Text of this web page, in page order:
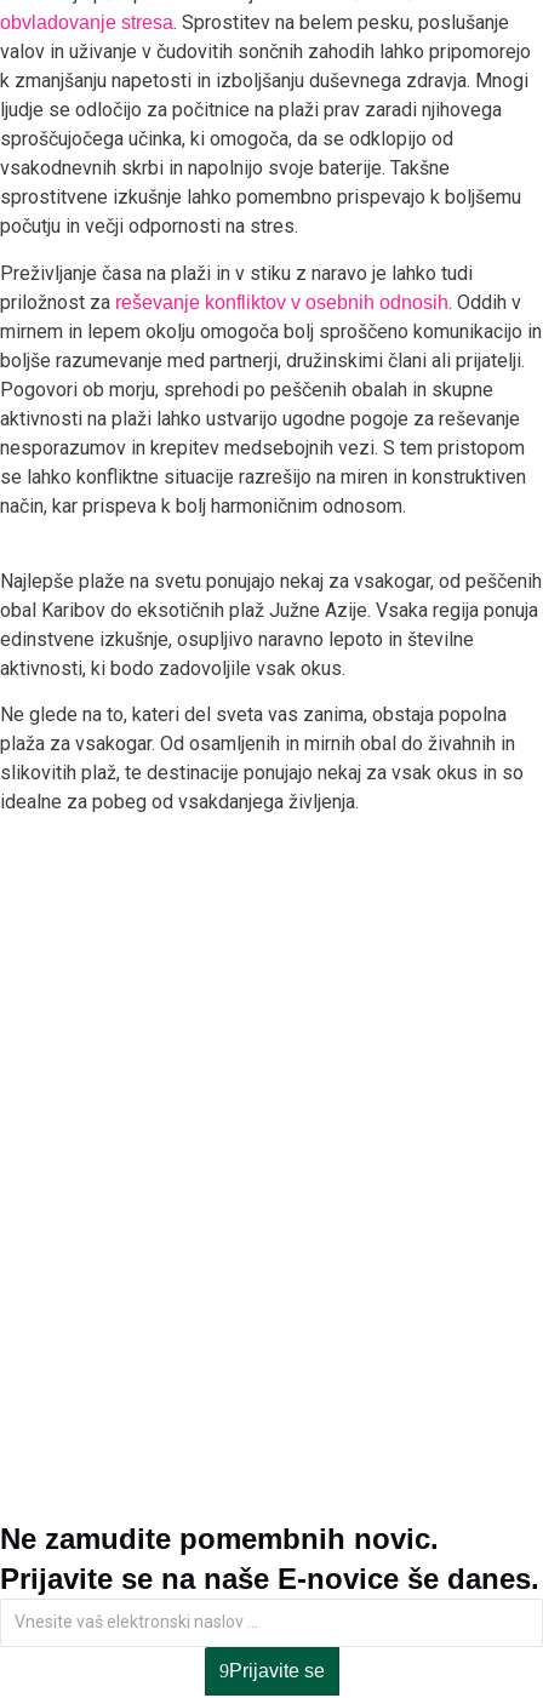
obvladovanje stresa. Sprostitev na belem pesku, poslušanje
valov in uživanje v čudovitih sončnih zahodih lahko pripomorejo
k zmanjšanju napetosti in izboljšanju duševnega zdravja. Mnogi
ljudje se odločijo za počitnice na plaži prav zaradi njihovega
sproščujočega učinka, ki omogoča, da se odklopijo od
vsakodnevnih skrbi in napolnijo svoje baterije. Takšne
sprostitvene izkušnje lahko pomembno prispevajo k boljšemu
počutju in večji odpornosti na stres.
Preživljanje časa na plaži in v stiku z naravo je lahko tudi
priložnost za reševanje konfliktov v osebnih odnosih. Oddih v
mirnem in lepem okolju omogoča bolj sproščeno komunikacijo in
boljše razumevanje med partnerji, družinskimi člani ali prijatelji.
Pogovori ob morju, sprehodi po peščenih obalah in skupne
aktivnosti na plaži lahko ustvarijo ugodne pogoje za reševanje
nesporazumov in krepitev medsebojnih vezi. S tem pristopom
se lahko konfliktne situacije razrešijo na miren in konstruktiven
način, kar prispeva k bolj harmoničnim odnosom.
Najlepše plaže na svetu ponujajo nekaj za vsakogar, od peščenih
obal Karibov do eksotičnih plaž Južne Azije. Vsaka regija ponuja
edinstvene izkušnje, osupljivo naravno lepoto in številne
aktivnosti, ki bodo zadovoljile vsak okus.
Ne glede na to, kateri del sveta vas zanima, obstaja popolna
plaža za vsakogar. Od osamljenih in mirnih obal do živahnih in
slikovitih plaž, te destinacije ponujajo nekaj za vsak okus in so
idealne za pobeg od vsakdanjega življenja.
Ne zamudite pomembnih novic.
Prijavite se na naše E-novice še danes.
Prijavite se